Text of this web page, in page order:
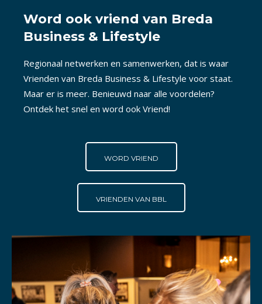
Word ook vriend van Breda
Business & Lifestyle
Regionaal netwerken en samenwerken, dat is waar
Vrienden van Breda Business & Lifestyle voor staat.
Maar er is meer. Benieuwd naar alle voordelen?
Ontdek het snel en word ook Vriend!
WORD VRIEND
VRIENDEN VAN BBL